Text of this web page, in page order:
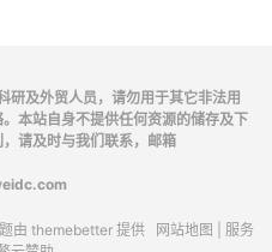
研及外贸人员，请勿用于其它非法用
本站自身不提供任何资源的储存及下
请及时与我们联系，邮箱
由 themebetter提供 网站地图 | 服务